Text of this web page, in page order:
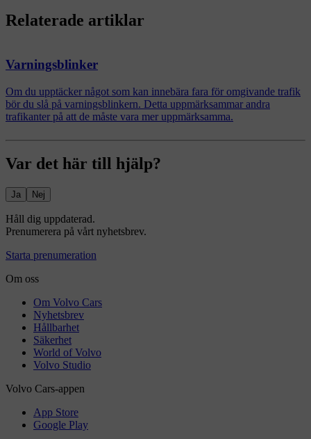
Relaterade artiklar
Varningsblinker
Om du upptäcker något som kan innebära fara för omgivande trafik
bör du slå på varningsblinkern. Detta uppmärksammar andra
trafikanter på att de måste vara mer uppmärksamma.
Var det här till hjälp?
Ja Nej